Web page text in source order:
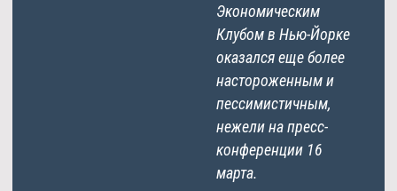
Экономическим
Клубом в Нью-Йорке
оказался еще более
настороженным и
пессимистичным,
нежели на пресс-
конференции 16
марта.